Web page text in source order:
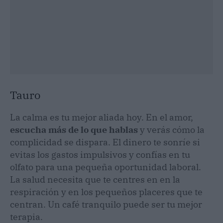
Tauro
La calma es tu mejor aliada hoy. En el amor,
escucha más de lo que hablas y verás cómo la
complicidad se dispara. El dinero te sonríe si
evitas los gastos impulsivos y confías en tu
olfato para una pequeña oportunidad laboral.
La salud necesita que te centres en en la
respiración y en los pequeños placeres que te
centran. Un café tranquilo puede ser tu mejor
terapia.